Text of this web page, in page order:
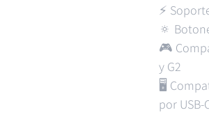
⚡
🔅
🎮
y G2
🖥️
por